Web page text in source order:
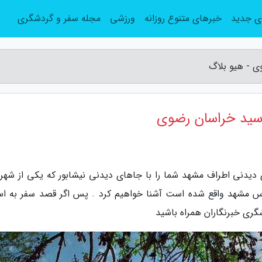
- هیو بلاگ
خراسان رضوی
دیدنی اطراف مشهد شما را با جاهای دیدنی نیشابور که یکی از
کیلومتری شهر مفدس مشهد واقع شده است آشنا خواهیم کرد . پس اگر قصد سفر به
خبرنگاران همراه باشید
جدید خبرهای متنوع روزانه ورزشی مجله سفر و گردشگری